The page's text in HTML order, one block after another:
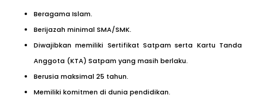
Beragama Islam.
Berijazah minimal SMA/SMK.
Diwajibkan memiliki Sertifikat Satpam serta Kartu Tanda
Anggota (KTA) Satpam yang masih berlaku.
Berusia maksimal 25 tahun.
Memiliki komitmen di dunia pendidikan.